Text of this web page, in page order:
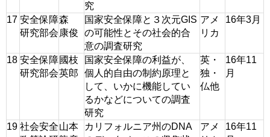
究
17 安全保障
研究部会
森
康俊
国家安全保障と３次元GIS
の可能性とその社会的合
意の調査研究
アメ
リカ
16年3月
18 安全保障
研究部会
國枝
英郎
国家安全保障の利益が、
個人的自由の制約原理と
して、いかに機能してい
るかなどについての調査
研究
英・
独・
仏他
16年11
月
19 社会安全山本
カリフォルニア州のDNA
アメ
16年11